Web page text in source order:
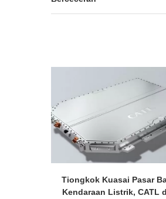
Tiongkok Kuasai Pasar
Kendaraan Listrik, CATL